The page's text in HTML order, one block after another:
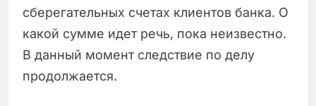
сберегательных счетах клиентов банка. О
какой сумме идет речь, пока неизвестно.
В данный момент следствие по делу
продолжается.